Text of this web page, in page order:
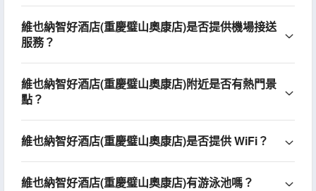
維也納智好酒店(重慶璧山奧康店)是否提供機場接送
服務？
維也納智好酒店(重慶璧山奧康店)附近是否有熱門景
點？
維也納智好酒店(重慶璧山奧康店)是否提供 WiFi？
維也納智好酒店(重慶璧山奧康店)有游泳池嗎？